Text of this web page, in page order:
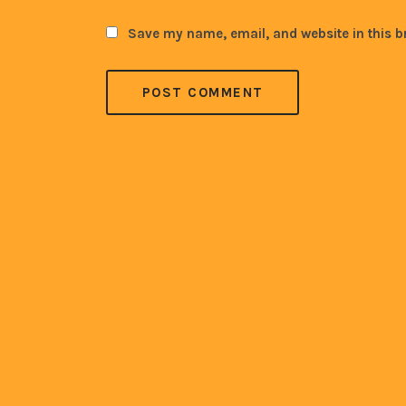
Save my name, email, and website in this